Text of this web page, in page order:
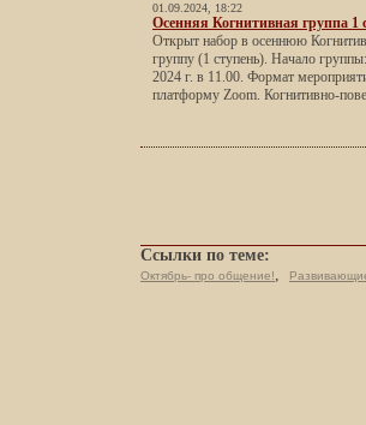
01.09.2024, 18:22
Осенняя Когнитивная группа 1
Открыт набор в осеннюю
группу (1 ступень). Начало
2024 г. в 11.00. Формат
платформу Zoom. Когнитивно-
Ссылки по теме:
Октябрь- про общение!,